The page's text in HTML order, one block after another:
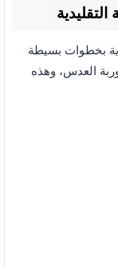
بخطوات بسيطة
العدس، وهذه